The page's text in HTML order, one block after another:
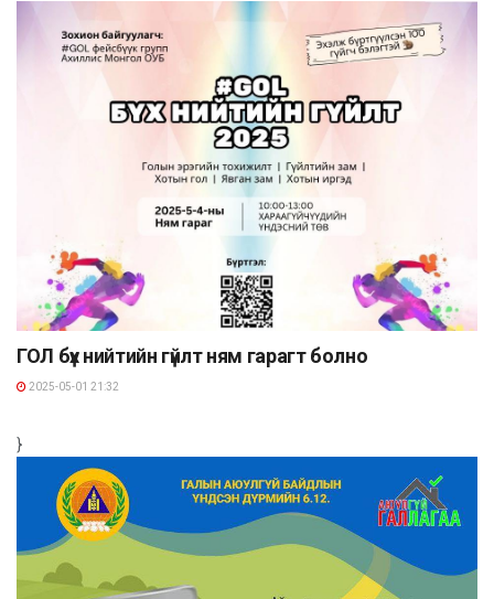
ГОЛ бүх нийтийн гүйлт ням гарагт болно
2025-05-01 21:32
}